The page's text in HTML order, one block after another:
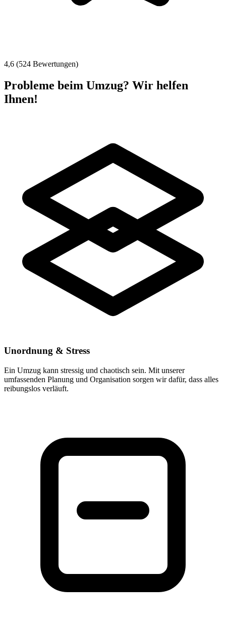
4,6 (524 Bewertungen)
Probleme beim Umzug? Wir helfen
Ihnen!
Unordnung & Stress
Ein Umzug kann stressig und chaotisch sein. Mit unserer
umfassenden Planung und Organisation sorgen wir dafür, dass alles
reibungslos verläuft.